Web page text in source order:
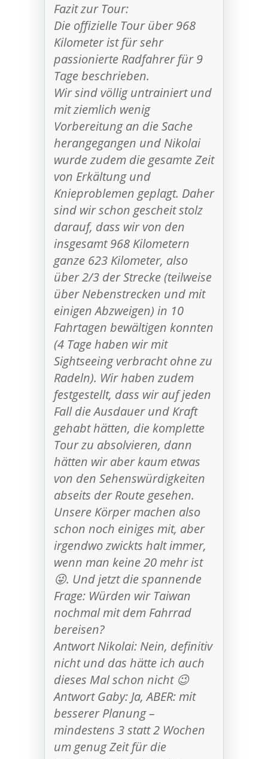
Fazit zur Tour:
Die offizielle Tour über 968
Kilometer ist für sehr
passionierte Radfahrer für 9
Tage beschrieben.
Wir sind völlig untrainiert und
mit ziemlich wenig
Vorbereitung an die Sache
herangegangen und Nikolai
wurde zudem die gesamte Zeit
von Erkältung und
Knieproblemen geplagt. Daher
sind wir schon gescheit stolz
darauf, dass wir von den
insgesamt 968 Kilometern
ganze 623 Kilometer, also
über 2/3 der Strecke (teilweise
über Nebenstrecken und mit
einigen Abzweigen) in 10
Fahrtagen bewältigen konnten
(4 Tage haben wir mit
Sightseeing verbracht ohne zu
Radeln). Wir haben zudem
festgestellt, dass wir auf jeden
Fall die Ausdauer und Kraft
gehabt hätten, die komplette
Tour zu absolvieren, dann
hätten wir aber kaum etwas
von den Sehenswürdigkeiten
abseits der Route gesehen.
Unsere Körper machen also
schon noch einiges mit, aber
irgendwo zwickts halt immer,
wenn man keine 20 mehr ist
😜. Und jetzt die spannende
Frage: Würden wir Taiwan
nochmal mit dem Fahrrad
bereisen?
Antwort Nikolai: Nein, definitiv
nicht und das hätte ich auch
dieses Mal schon nicht 😉
Antwort Gaby: Ja, ABER: mit
besserer Planung –
mindestens 3 statt 2 Wochen
um genug Zeit für die